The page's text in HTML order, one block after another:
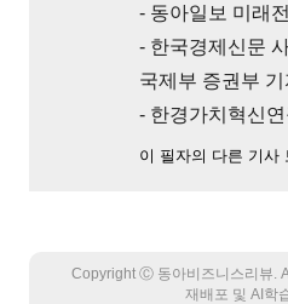
- 동아일보 미래
- 한국경제신문
국제부 증권부 기
- 한경가치혁신
이 필자의 다른 기사
Copyright Ⓒ 동아비즈니스리뷰.
재배포 및 AI학